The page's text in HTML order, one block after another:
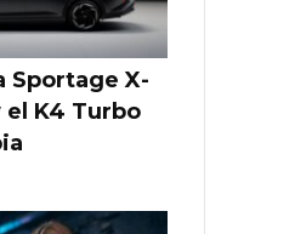
Sportage X-
el K4 Turbo